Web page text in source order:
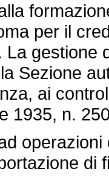
per il
La gestione
Sezione
ai
1935, n.
operazioni
di